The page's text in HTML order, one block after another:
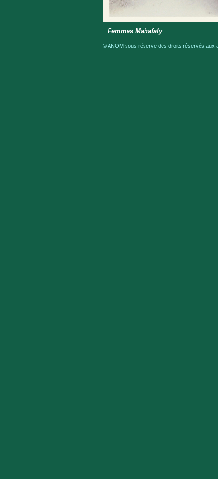
Femmes Mahafaly
© ANOM sous réserve des droits réservés aux